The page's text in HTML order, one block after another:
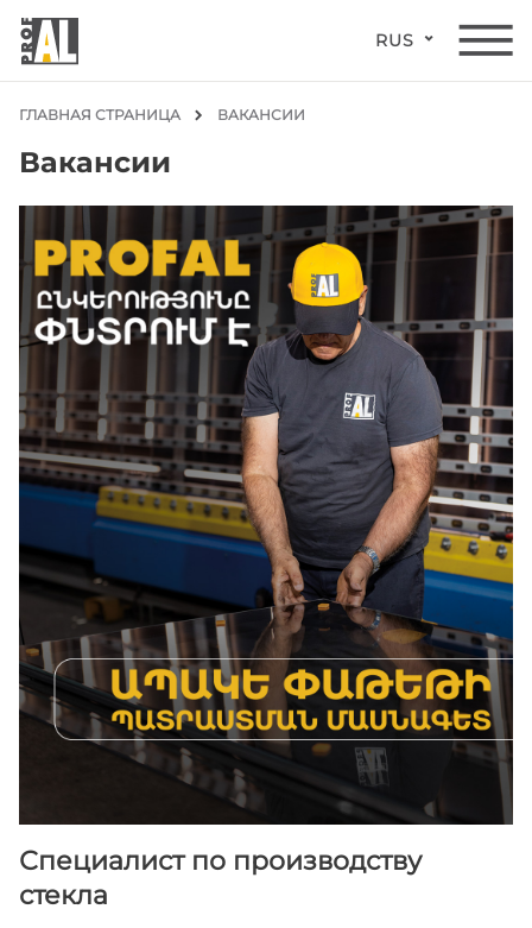
RUS
ДВЕРИ
ОКНА
СТЕКЛЯННЫЕ
КОНСТРУКЦИИ
ФАСАДЫ
ДРУГИЕ
ПРОДУКТЫ
МЕБЕЛЬ
ПРОЕКТЫ
ГЛАВНАЯ СТРАНИЦА ВАКАНСИИ
Вакансии
Специалист по производству
стекла